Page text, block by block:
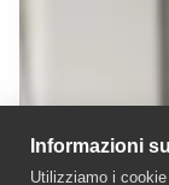
Informazioni
Utilizziamo i